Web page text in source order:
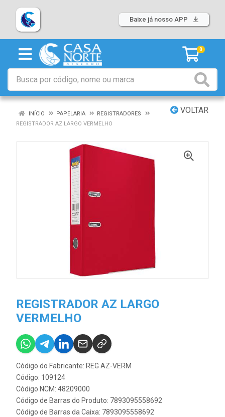
Baixe já nosso APP
0
VOLTAR
INÍCIO PAPELARIA
REGISTRADORES
REGISTRADOR AZ LARGO VERMELHO
REGISTRADOR AZ LARGO
VERMELHO
Código do Fabricante: REG AZ-VERM
Código: 109124
Código NCM: 48209000
Código de Barras do Produto: 7893095558692
Código de Barras da Caixa: 7893095558692